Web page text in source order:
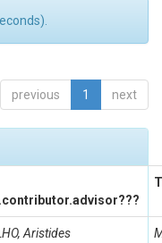
previous 1 next
Aristides